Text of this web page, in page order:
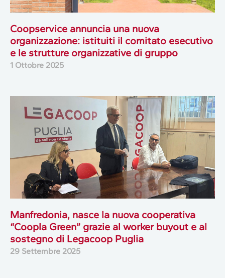
Coopservice annuncia una nuova
organizzazione: istituiti il comitato esecutivo
e le strutture organizzative di gruppo
1 Ottobre 2025
Manfredonia, nasce la nuova cooperativa
“Coopla Green” grazie al worker buyout e al
sostegno di Legacoop Puglia
29 Settembre 2025